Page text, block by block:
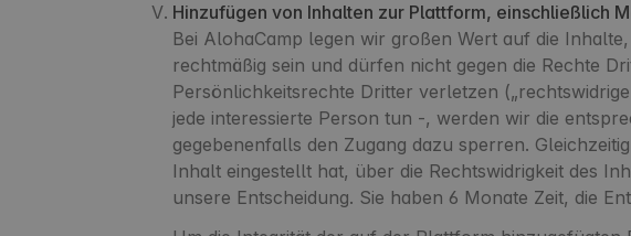
Hinzufügen von Inhalten zur Plattform, einschließlich
Bei AlohaCamp legen wir großen Wert auf die
rechtmäßig sein und dürfen nicht gegen die Rechte
Persönlichkeitsrechte Dritter verletzen
jede interessierte Person tun -, werden wir die
gegebenenfalls den Zugang dazu sperren.
Inhalt eingestellt hat, über die Rechtswidrigkeit des
unsere Entscheidung. Sie haben 6 Monate Zeit, die